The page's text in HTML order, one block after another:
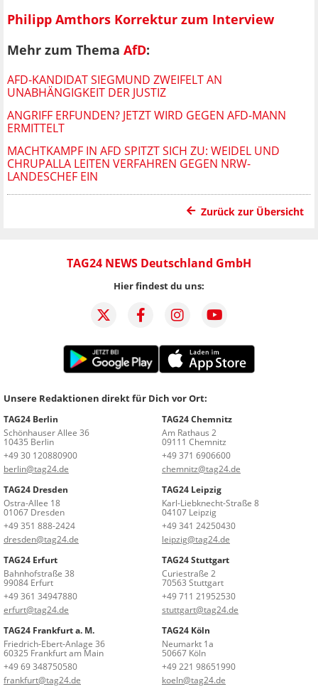
Philipp Amthors Korrektur zum Interview
Mehr zum Thema AfD:
AFD-KANDIDAT SIEGMUND ZWEIFELT AN
UNABHÄNGIGKEIT DER JUSTIZ
ANGRIFF ERFUNDEN? JETZT WIRD GEGEN AFD-MANN
ERMITTELT
MACHTKAMPF IN AFD SPITZT SICH ZU: WEIDEL UND
CHRUPALLA LEITEN VERFAHREN GEGEN NRW-
LANDESCHEF EIN
Zurück zur Übersicht
TAG24 NEWS Deutschland GmbH
Hier findest du uns:
Unsere Redaktionen direkt für Dich vor Ort:
TAG24 Berlin
Schönhauser Allee 36
10435 Berlin
+49 30 120880900
berlin@tag24.de
TAG24 Chemnitz
Am Rathaus 2
09111 Chemnitz
+49 371 6906600
chemnitz@tag24.de
TAG24 Dresden
Ostra-Allee 18
01067 Dresden
+49 351 888-2424
dresden@tag24.de
TAG24 Leipzig
Karl-Liebknecht-Straße 8
04107 Leipzig
+49 341 24250430
leipzig@tag24.de
TAG24 Erfurt
Bahnhofstraße 38
99084 Erfurt
+49 361 34947880
erfurt@tag24.de
TAG24 Stuttgart
Curiestraße 2
70563 Stuttgart
+49 711 21952530
stuttgart@tag24.de
TAG24 Frankfurt a. M.
Friedrich-Ebert-Anlage 36
60325 Frankfurt am Main
+49 69 348750580
frankfurt@tag24.de
TAG24 Köln
Neumarkt 1a
50667 Köln
+49 221 98651990
koeln@tag24.de